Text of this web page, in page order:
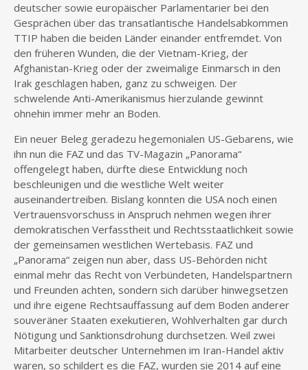
deutscher sowie europäischer Parlamentarier bei den
Gesprächen über das transatlantische Handelsabkommen
TTIP haben die beiden Länder einander entfremdet. Von
den früheren Wunden, die der Vietnam-Krieg, der
Afghanistan-Krieg oder der zweimalige Einmarsch in den
Irak geschlagen haben, ganz zu schweigen. Der
schwelende Anti-Amerikanismus hierzulande gewinnt
ohnehin immer mehr an Boden.
Ein neuer Beleg geradezu hegemonialen US-Gebarens, wie
ihn nun die FAZ und das TV-Magazin „Panorama“
offengelegt haben, dürfte diese Entwicklung noch
beschleunigen und die westliche Welt weiter
auseinandertreiben. Bislang konnten die USA noch einen
Vertrauensvorschuss in Anspruch nehmen wegen ihrer
demokratischen Verfasstheit und Rechtsstaatlichkeit sowie
der gemeinsamen westlichen Wertebasis. FAZ und
„Panorama“ zeigen nun aber, dass US-Behörden nicht
einmal mehr das Recht von Verbündeten, Handelspartnern
und Freunden achten, sondern sich darüber hinwegsetzen
und ihre eigene Rechtsauffassung auf dem Boden anderer
souveräner Staaten exekutieren, Wohlverhalten gar durch
Nötigung und Sanktionsdrohung durchsetzen. Weil zwei
Mitarbeiter deutscher Unternehmen im Iran-Handel aktiv
waren, so schildert es die FAZ, wurden sie 2014 auf eine